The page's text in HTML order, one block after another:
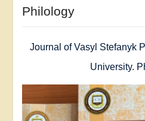
Philology
Journal of Vasyl Stefanyk
University.